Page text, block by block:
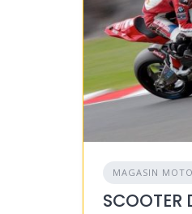
MAGASIN
SCOOTER